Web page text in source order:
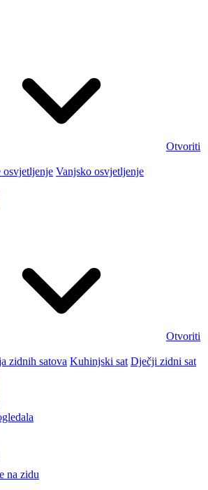
Otvoriti
osvjetljenje Vanjsko osvjetljenje
Otvoriti
zidnih satova Kuhinjski sat Dječji zidni sat
na zidu